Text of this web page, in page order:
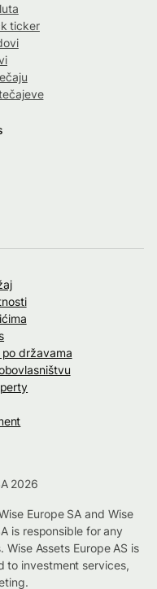
ticker
državama
2026
Europe SA and Wise
is responsible for any
Assets Europe AS is
to investment services,